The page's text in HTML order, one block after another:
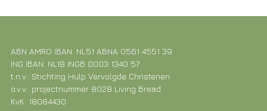
ABN AMRO IBAN: NL51 ABNA 0561 4551 39
ING IBAN: NL18 INGB 0003 1340 57
t.n.v.: Stichting Hulp Vervolgde Christenen
o.v.v.: projectnummer 8028 Living Bread
KvK: 18084430